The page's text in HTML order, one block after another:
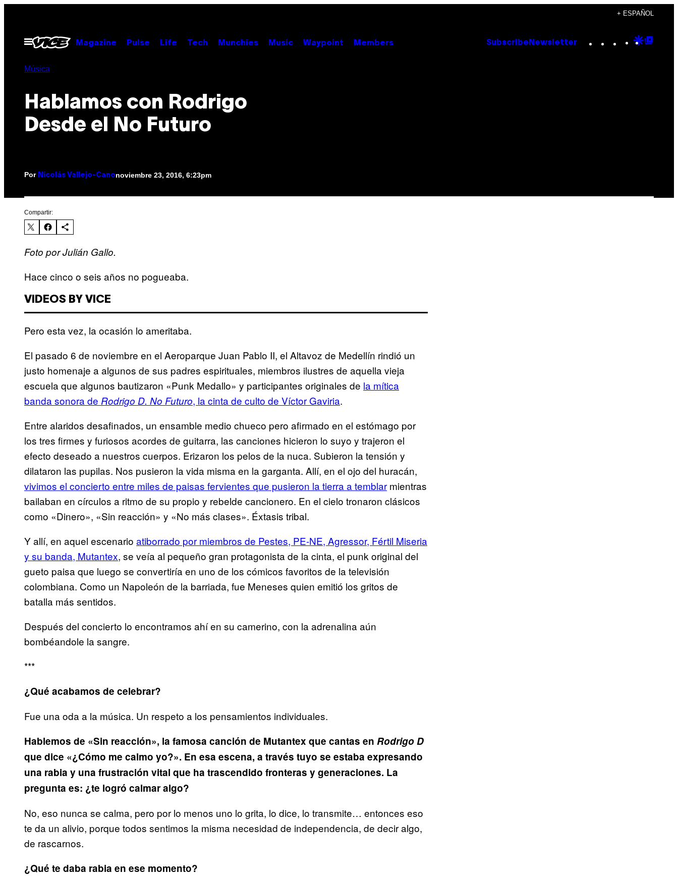
contenido
+ ESPAÑOL
Abrir
Menú
Magazine Pulse Life Tech Munchies Music Waypoint Members Subscribe Newsletter Instagram
TikTok
YouTube
Google
Música
Hablamos con Rodrigo
Desde el No Futuro
Por Nicolás Vallejo-Canonoviembre 23, 2016, 6:23pm
Compartir:
Foto por Julián Gallo.
Hace cinco o seis años no pogueaba.
VIDEOS BY VICE
Pero esta vez, la ocasión lo ameritaba.
El pasado 6 de noviembre en el Aeroparque Juan Pablo II, el Altavoz de Medellín rindió un
justo homenaje a algunos de sus padres espirituales, miembros ilustres de aquella vieja
escuela que algunos bautizaron «Punk Medallo» y participantes originales de la mítica
banda sonora de Rodrigo D. No Futuro, la cinta de culto de Víctor Gaviria.
Entre alaridos desafinados, un ensamble medio chueco pero afirmado en el estómago por
los tres firmes y furiosos acordes de guitarra, las canciones hicieron lo suyo y trajeron el
efecto deseado a nuestros cuerpos. Erizaron los pelos de la nuca. Subieron la tensión y
dilataron las pupilas. Nos pusieron la vida misma en la garganta. Allí, en el ojo del huracán,
vivimos el concierto entre miles de paisas fervientes que pusieron la tierra a temblar mientras
bailaban en círculos a ritmo de su propio y rebelde cancionero. En el cielo tronaron clásicos
como «Dinero», «Sin reacción» y «No más clases». Éxtasis tribal.
Y allí, en aquel escenario atiborrado por miembros de Pestes, PE-NE, Agressor, Fértil Miseria
y su banda, Mutantex, se veía al pequeño gran protagonista de la cinta, el punk original del
gueto paisa que luego se convertiría en uno de los cómicos favoritos de la televisión
colombiana. Como un Napoleón de la barriada, fue Meneses quien emitió los gritos de
batalla más sentidos.
Después del concierto lo encontramos ahí en su camerino, con la adrenalina aún
bombéandole la sangre.
***
¿Qué acabamos de celebrar?
Fue una oda a la música. Un respeto a los pensamientos individuales.
Hablemos de «Sin reacción», la famosa canción de Mutantex que cantas en Rodrigo D
que dice «¿Cómo me calmo yo?». En esa escena, a través tuyo se estaba expresando
una rabia y una frustración vital que ha trascendido fronteras y generaciones. La
pregunta es: ¿te logró calmar algo?
No, eso nunca se calma, pero por lo menos uno lo grita, lo dice, lo transmite… entonces eso
te da un alivio, porque todos sentimos la misma necesidad de independencia, de decir algo,
de rascarnos.
¿Qué te daba rabia en ese momento?